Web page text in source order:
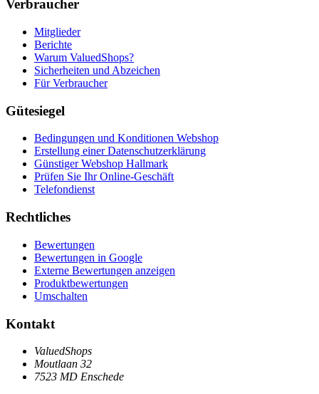
Verbraucher
Mitglieder
Berichte
Warum ValuedShops?
Sicherheiten und Abzeichen
Für Verbraucher
Gütesiegel
Bedingungen und Konditionen Webshop
Erstellung einer Datenschutzerklärung
Günstiger Webshop Hallmark
Prüfen Sie Ihr Online-Geschäft
Telefondienst
Rechtliches
Bewertungen
Bewertungen in Google
Externe Bewertungen anzeigen
Produktbewertungen
Umschalten
Kontakt
ValuedShops
Moutlaan 32
7523 MD Enschede